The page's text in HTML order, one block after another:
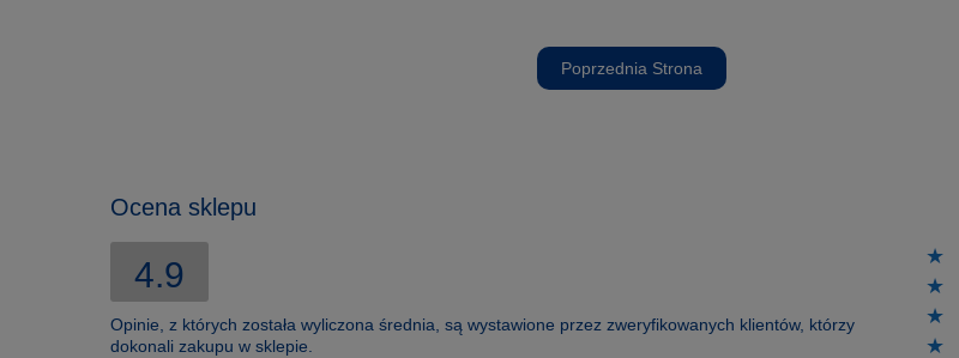
Poprzednia Strona
Ocena sklepu
4.9
Opinie, z których została wyliczona średnia, są wystawione przez zweryfikowanych klientów, którzy
dokonali zakupu w sklepie.